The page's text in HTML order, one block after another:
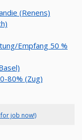
(Renens)
Empfang 50 %
80% (Zug)
job now!)